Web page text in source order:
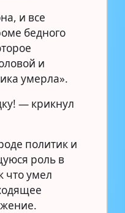
и все
бедного
и
умерла».
— крикнул
политик и
роль в
что умел